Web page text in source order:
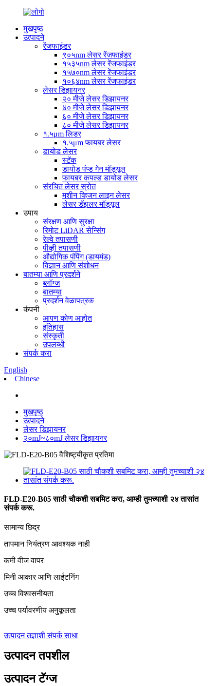
मुखपृष्ठ
उत्पादने
रेंजफाइंडर
९०५nm लेसर रेंजफाइंडर
१५३५nm लेसर रेंजफाइंडर
१५७०nm लेसर रेंजफाइंडर
१०६४nm लेसर रेंजफाइंडर
लेसर डिझायनर
२० मीजे लेसर डिझायनर
४० मीजे लेसर डिझायनर
६० मीजे लेसर डिझायनर
८० मीजे लेसर डिझायनर
१.५μm लिडर
१.५μm फायबर लेसर
डायोड लेसर
स्टॅक
डायोड पंप्ड गेन मॉड्यूल
फायबर कपल्ड डायोड लेसर
संरचित लेसर स्रोत
मशीन व्हिजन लाइन लेसर
लेसर डॅझलर मॉड्यूल
उपाय
संरक्षण आणि सुरक्षा
रिमोट LiDAR सेन्सिंग
रेल्वे तपासणी
पीव्ही तपासणी
औद्योगिक पंपिंग (डायमंड)
विज्ञान आणि संशोधन
बातम्या आणि प्रदर्शने
ब्लॉग्ज
बातम्या
प्रदर्शन वेळापत्रक
कंपनी
आपण कोण आहोत
इतिहास
संस्कृती
उपलब्धी
संपर्क करा
English
Chinese
मुखपृष्ठ
उत्पादने
लेसर डिझायनर
२०mJ~८०mJ लेसर डिझायनर
FLD-E20-B05 साठी चौकशी सबमिट करा, आम्ही तुमच्याशी २४ तासांत
संपर्क करू.
सामान्य छिद्र
तापमान नियंत्रण आवश्यक नाही
कमी वीज वापर
मिनी आकार आणि लाईटनिंग
उच्च विश्वसनीयता
उच्च पर्यावरणीय अनुकूलता
उत्पादन तज्ञाशी संपर्क साधा
उत्पादन तपशील
उत्पादन टॅग्ज